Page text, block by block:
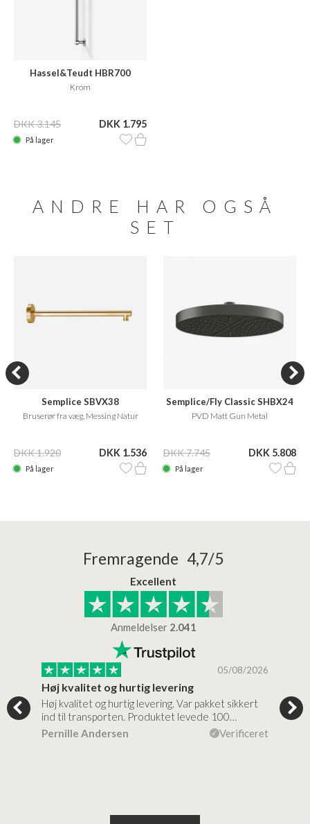
Hassel&Teudt HBR700
Krom
DKK 3.145 DKK 1.795
På lager
ANDRE HAR OGSÅ
SET
Semplice SBVX38
Bruserør fra væg, Messing Natur
DKK 1.920 DKK 1.536
På lager
Semplice/Fly Classic SHBX24
PVD Matt Gun Metal
DKK 7.745 DKK 5.808
På lager
Fremragende 4,7/5
Excellent
Anmeldelser 2.041
05/08/2026
Høj kvalitet og hurtig levering
Høj kvalitet og hurtig levering. Var pakket sikkert
ind til transporten. Produktet levede 100…
Pernille Andersen
Verificeret